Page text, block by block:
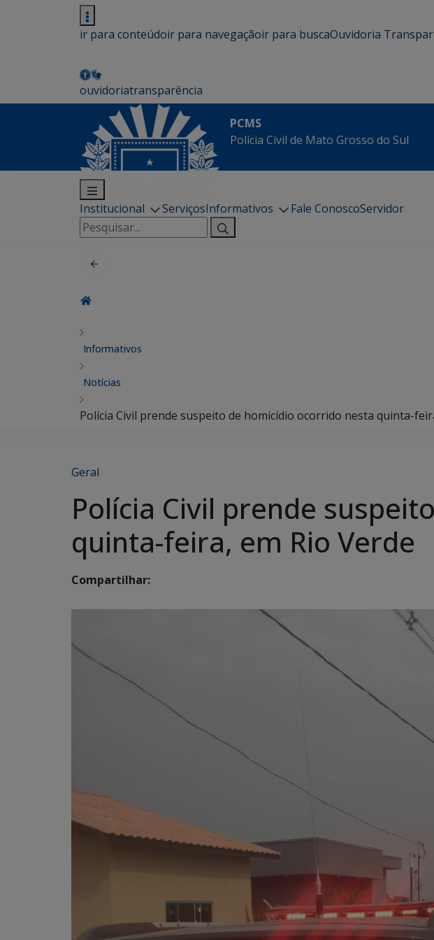
ir para conteúdoir para navegaçãoir para buscaOuvidoria
ouvidoriatransparência
PCMS
Polícia Civil de Mato Grosso do Sul
Institucional ServiçosInformativos Fale ConoscoServidor
Pesquisar
por:
Informativos
Notícias
Polícia Civil prende suspeito de homicídio ocorrido nesta quinta-
Geral
Polícia Civil prende
quinta-feira, em Rio Verde
Compartilhar: